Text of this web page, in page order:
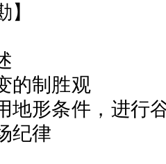
】
的制胜观
地形条件，进行
纪律